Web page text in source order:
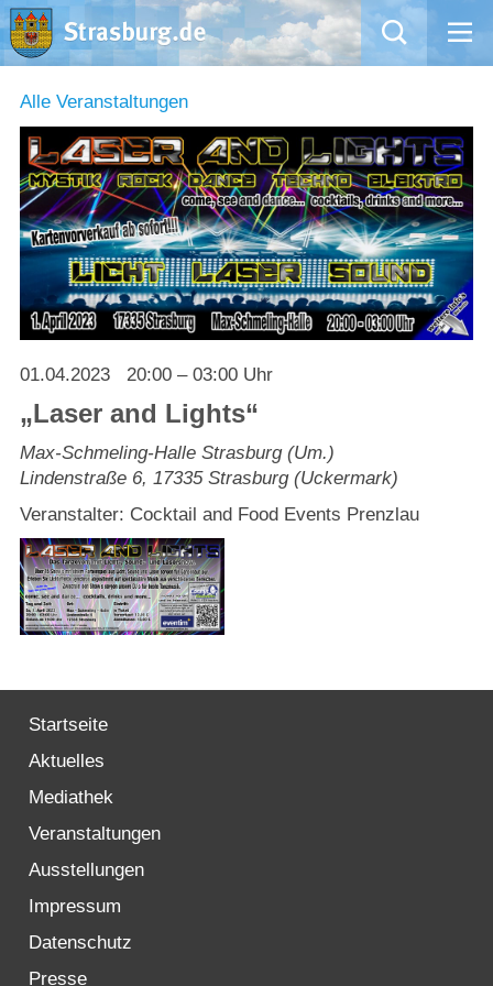
Mängelmeldung
Aktuelles
Rathaus
Natur – Kultur – Tourismus
Wirtschaft
Willkommen in Strasburg (Uckermark)
Welcome to Strasburg (Uckermark)
Ласкаво просимо до Штрасбурга (Уккермарк)
Bine ați venit în Strasburg (Uckermark)
Online-Bewerbungen
Sprache/Language
Alle Veranstaltungen
01.04.2023 20:00 – 03:00 Uhr
„Laser and Lights“
Max-Schmeling-Halle Strasburg (Um.)
Lindenstraße 6,17335 Strasburg (Uckermark)
Veranstalter: Cocktail and Food Events Prenzlau
Startseite
Aktuelles
Mediathek
Veranstaltungen
Ausstellungen
Impressum
Datenschutz
Presse